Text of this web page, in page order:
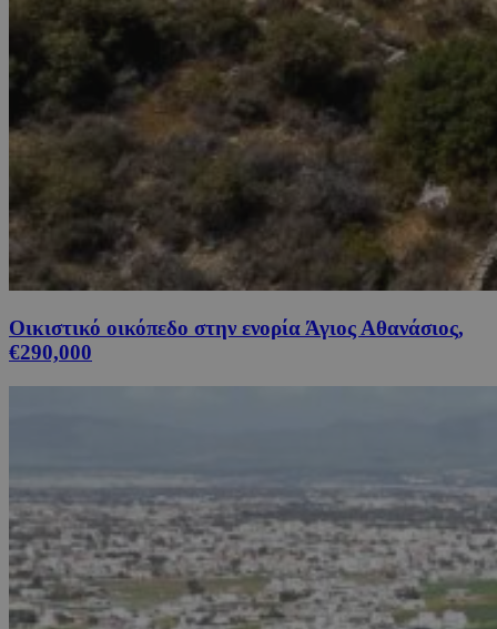
Οικιστικό οικόπεδο στην ενορία Άγιος Αθανάσιος,
€290,000